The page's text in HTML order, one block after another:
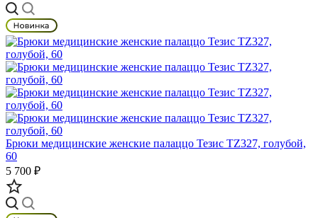
Брюки медицинские женские палаццо Тезис TZ327, голубой,
60
5 700 ₽